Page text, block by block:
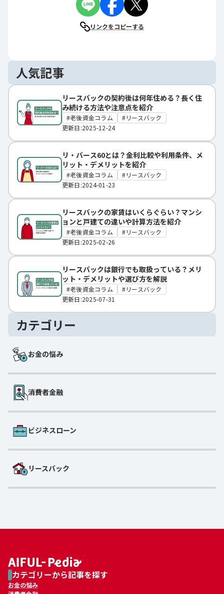
リンクをコピーする
人気記事
リースバックの契約後は何年住める？長く住
み続ける方法や注意点を紹介
老後資金コラム
リースバック
更新日:2025-12-24
リ・バース60とは？金利比較や利用条件、メ
リット・デメリットを紹介
老後資金コラム
リースバック
更新日:2024-01-23
リースバックの家賃はいくらぐらい？マンシ
ョンと戸建ての違いや計算方法を紹介
老後資金コラム
リースバック
更新日:2025-02-26
リースバックは銀行でも取扱っている？メリ
ット・デメリットや選び方を解説
老後資金コラム
リースバック
更新日:2025-07-31
カテゴリー
お金の悩み
消費者金融
ビジネスローン
リースバック
カテゴリーから記事を探す
お金の悩み